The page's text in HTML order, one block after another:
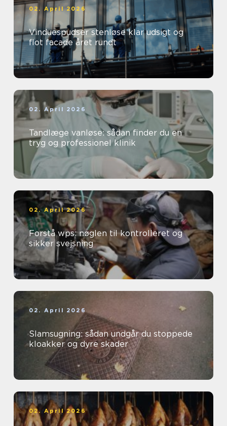
02. April 2026
Vinduespudser stenløse klar udsigt og
flot facade året rundt
02. April 2026
Tandlæge vanløse: sådan finder du en
tryg og professionel klinik
02. April 2026
Forstå wps: nøglen til kontrolleret og
sikker svejsning
02. April 2026
Slamsugning: sådan undgår du stoppede
kloakker og dyre skader
02. April 2026